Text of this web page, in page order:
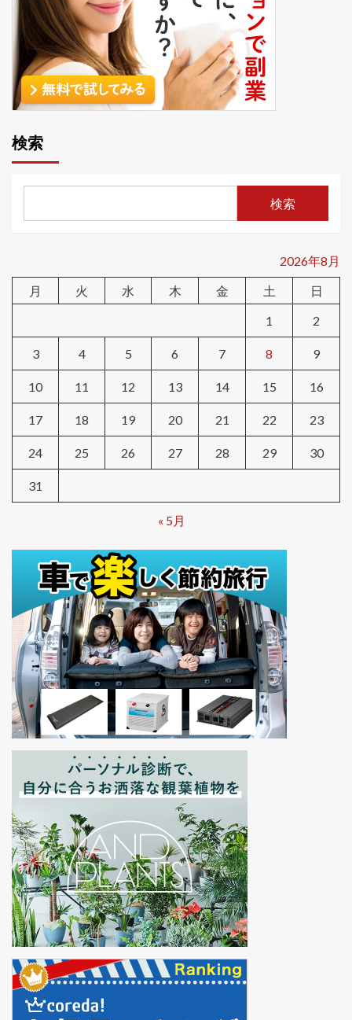
検索
検索
2026年8月
月
火 水 木 金 土
日
1
2
3 4 5 6 7 8 9
10 11 12 13 14 15 16
17 18 19 20 21 22 23
24 25 26 27 28 29 30
31
« 5月